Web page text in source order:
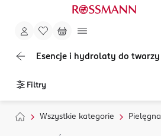
Esencje i hydrolaty do twarzy
Filtry
Wszystkie kategorie